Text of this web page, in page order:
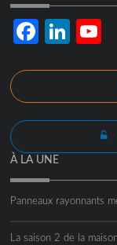
FacebookLinkedIn
À LA UNE
Panneaux rayonnants
La saison 2 de la